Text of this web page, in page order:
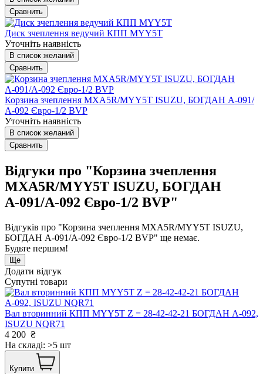
Сравнить
Диск зчеплення ведучий КПП MYY5T
Уточніть наявність
В список желаний
Сравнить
Корзина зчеплення MXA5R/MYY5T ISUZU, БОГДАН А-091/
А-092 Євро-1/2 BVP
Уточніть наявність
В список желаний
Сравнить
Відгуки про "Корзина зчеплення
MXA5R/MYY5T ISUZU, БОГДАН
А-091/А-092 Євро-1/2 BVP"
Відгуків про "Корзина зчеплення MXA5R/MYY5T ISUZU,
БОГДАН А-091/А-092 Євро-1/2 BVP" ще немає.
Будьте першим!
Ще
Додати відгук
Супутні товари
Вал вторинний КПП MYY5T Z = 28-42-42-21 БОГДАН А-092,
ISUZU NQR71
4 200 ₴
На складі: >5 шт
Купити